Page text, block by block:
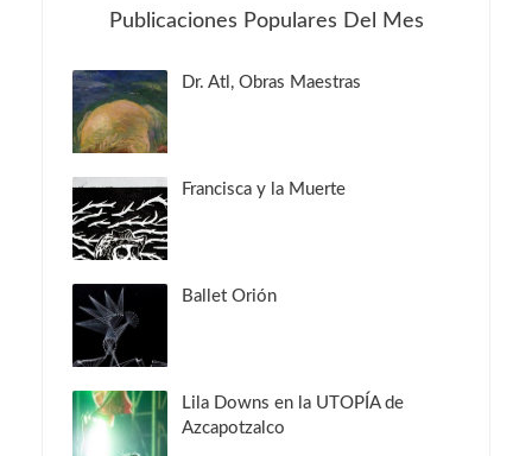
Publicaciones Populares Del Mes
Dr. Atl, Obras Maestras
Francisca y la Muerte
Ballet Orión
Lila Downs en la UTOPÍA de
Azcapotzalco